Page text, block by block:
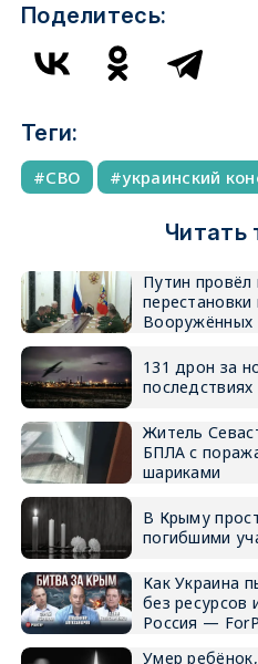
Поделитесь:
Теги:
СВО украинский
Читать
Путин
Вооружённых
131 дрон за
Житель
БПЛА с
шариками
В Крыму
погибшими
Как Украина
без ресурсов
Россия —
Умер